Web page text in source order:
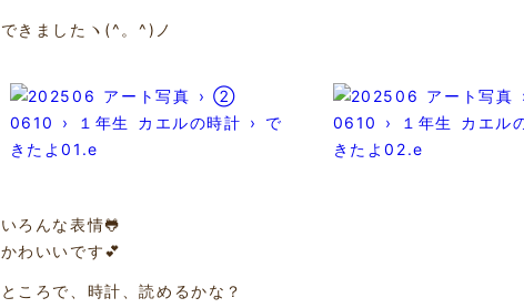
できましたヽ(^。^)ノ
いろんな表情🐸
かわいいです💕
ところで、時計、読めるかな？